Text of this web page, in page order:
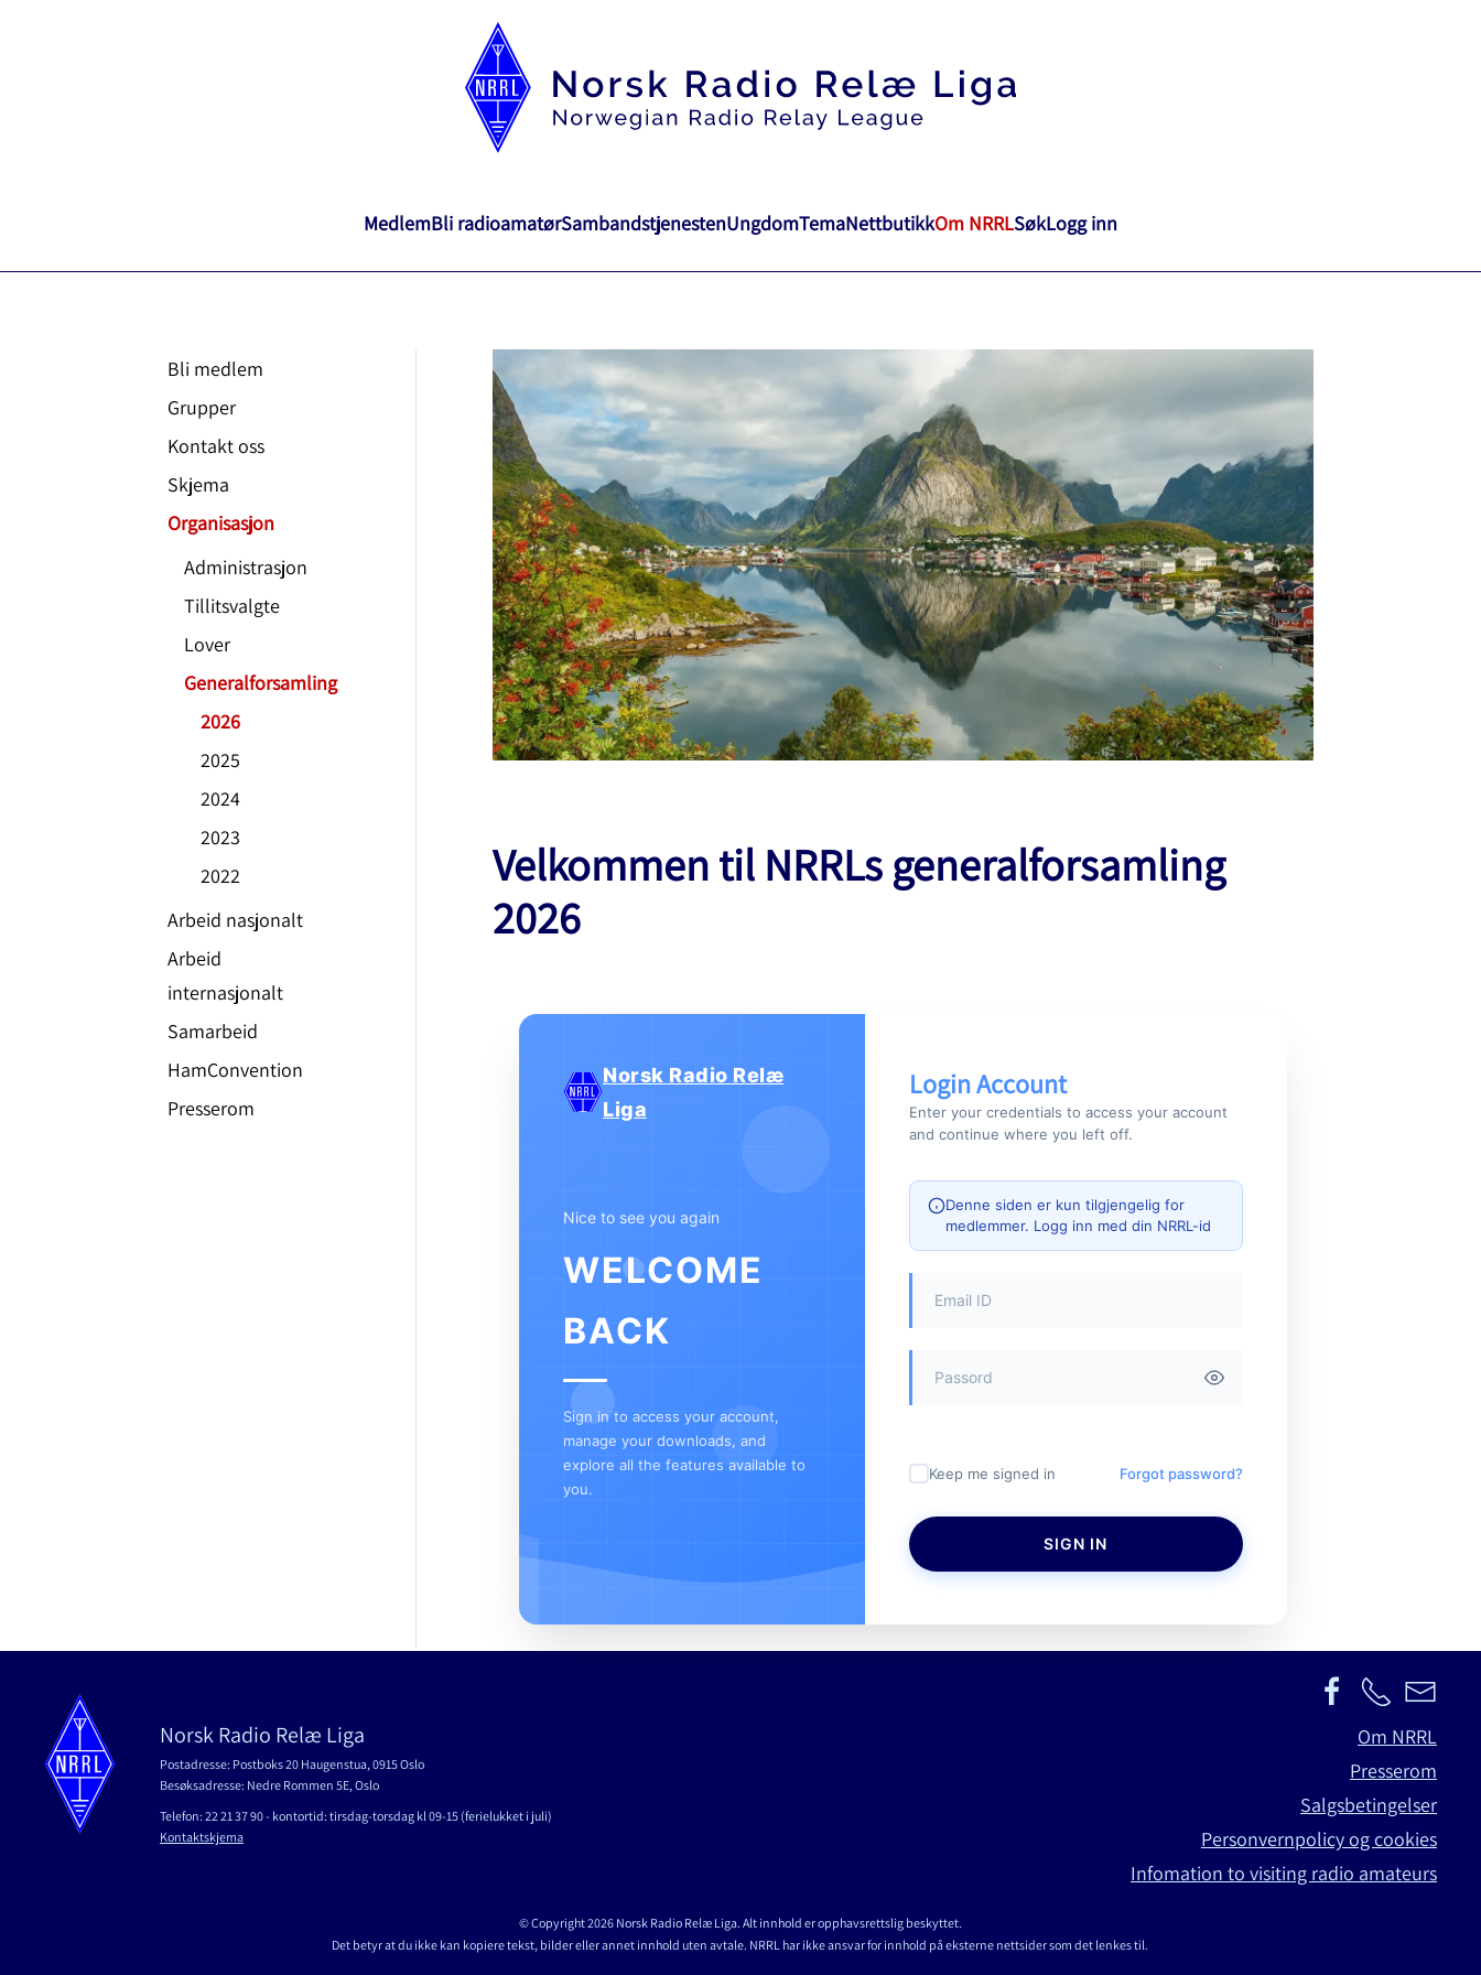
MedlemBli radioamatørSambandstjenestenUngdomTemaNettbutikkOm NRRLSøkLogg inn
Velkommen til NRRLs generalforsamling
2026
Norsk Radio Relæ
Liga
Nice to see you again
WELCOME
BACK
Sign in to access your account,
manage your downloads, and
explore all the features available to
you.
Login Account
Enter your credentials to access your account
and continue where you left off.
Denne siden er kun tilgjengelig for
medlemmer. Logg inn med din NRRL-id
Keep me signed in Forgot password?
SIGN IN
Bli medlem
Grupper
Kontakt oss
Skjema
Organisasjon
Administrasjon
Tillitsvalgte
Lover
Generalforsamling
2026
2025
2024
2023
2022
Arbeid nasjonalt
Arbeid
internasjonalt
Samarbeid
HamConvention
Presserom
Norsk Radio Relæ Liga
Postadresse: Postboks 20 Haugenstua, 0915 Oslo
Besøksadresse: Nedre Rommen 5E, Oslo
Telefon: 22 21 37 90 - kontortid: tirsdag-torsdag kl 09-15 (ferielukket i juli)
Kontaktskjema
Om NRRL
Presserom
Salgsbetingelser
Personvernpolicy og cookies
Infomation to visiting radio amateurs
© Copyright 2026 Norsk Radio Relæ Liga. Alt innhold er opphavsrettslig beskyttet.
Det betyr at du ikke kan kopiere tekst, bilder eller annet innhold uten avtale. NRRL har ikke ansvar for innhold på eksterne nettsider som det lenkes til.